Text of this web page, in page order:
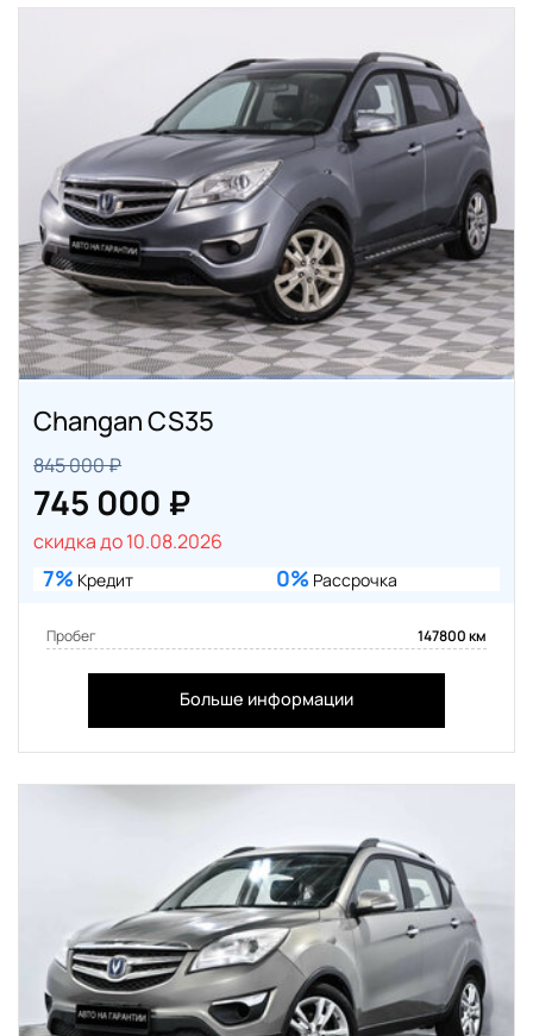
Changan CS35
845 000 ₽
745 000 ₽
скидка до 10.08.2026
7% Кредит 0% Рассрочка
Пробег 147800 км
Больше информации